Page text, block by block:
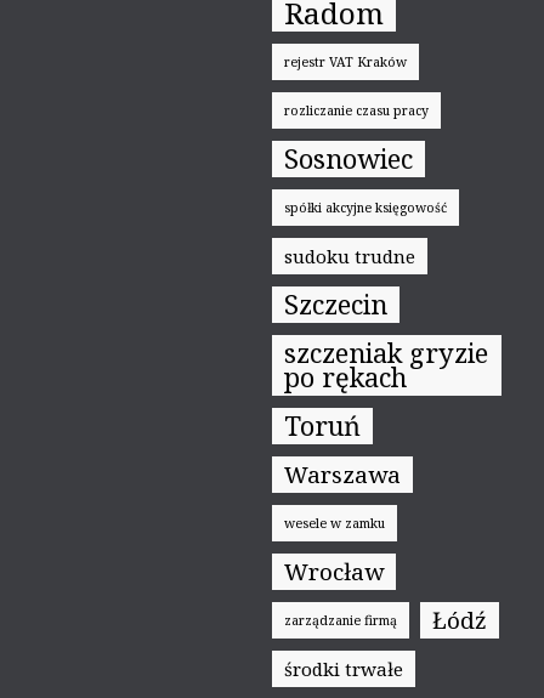
Radom
rejestr VAT Kraków
rozliczanie czasu pracy
Sosnowiec
spółki akcyjne księgowość
sudoku trudne
Szczecin
szczeniak gryzie
po rękach
Toruń
Warszawa
wesele w zamku
Wrocław
zarządzanie firmą Łódź
środki trwałe